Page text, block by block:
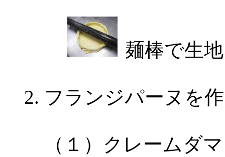
麺棒で生
フランジパーヌを
（１）クレームダ